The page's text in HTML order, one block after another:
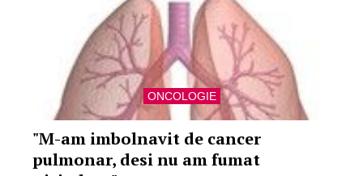
ONCOLOGIE
"M-am imbolnavit de cancer
pulmonar, desi nu am fumat